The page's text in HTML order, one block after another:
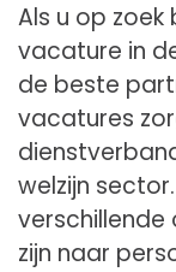
Als u op
vacature in
de beste
vacatures
welzijn
zijn naar